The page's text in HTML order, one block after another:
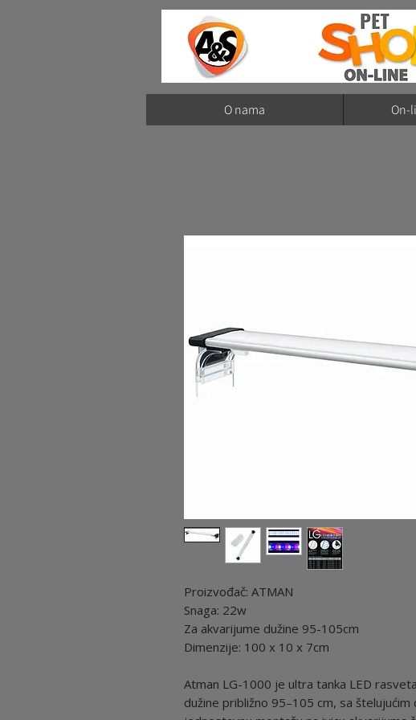
O nama On-
Proizvođač: ATMAN
Snaga: 22w
Za akvarijume dužine 95-105cm
Dimenzije: 100 x 10 x 7cm
Atman LG-1000 je ultra tanka LED
dužine približno 95–105 cm, sa